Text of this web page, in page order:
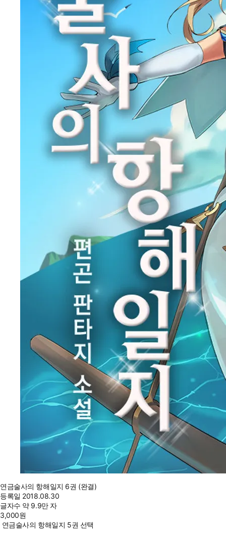
연금술사의 항해일지 6권 (완결)
등록일 2018.08.30
글자수 약 9.9만 자
3,000원
연금술사의 항해일지 5권 선택